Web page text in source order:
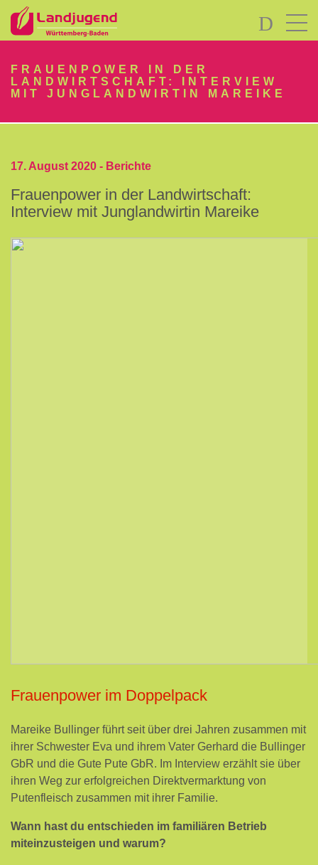
LOGIN
vergessen?
hier?
FRAUENPOWER IN DER
LANDWIRTSCHAFT: INTERVIEW
MIT JUNGLANDWIRTIN MAREIKE
17. August 2020 - Berichte
Frauenpower in der Landwirtschaft:
Interview mit Junglandwirtin Mareike
Frauenpower im Doppelpack
Mareike Bullinger führt seit über drei Jahren zusammen mit
ihrer Schwester Eva und ihrem Vater Gerhard die Bullinger
GbR und die Gute Pute GbR. Im Interview erzählt sie über
ihren Weg zur erfolgreichen Direktvermarktung von
Putenfleisch zusammen mit ihrer Familie.
Wann hast du entschieden im familiären Betrieb
miteinzusteigen und warum?